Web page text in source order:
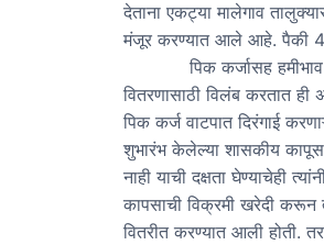
देताना एकट्या मालेगाव
मंजूर करण्यात आले आहे. पैकी 40
पिक कर्जासह हमीभाव
वितरणासाठी विलंब करतात
पिक कर्ज वाटपात दिरंगाई
शुभारंभ केलेल्या शासकीय कापूस
नाही याची दक्षता घेण्याचेही
कापसाची विक्रमी खरेदी करून
वितरीत करण्यात आली होती.